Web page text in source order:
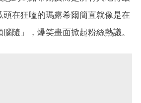
頭在狂嗑的瑪露希爾簡直就像是在
腦隨」，爆笑畫面掀起粉絲熱議。